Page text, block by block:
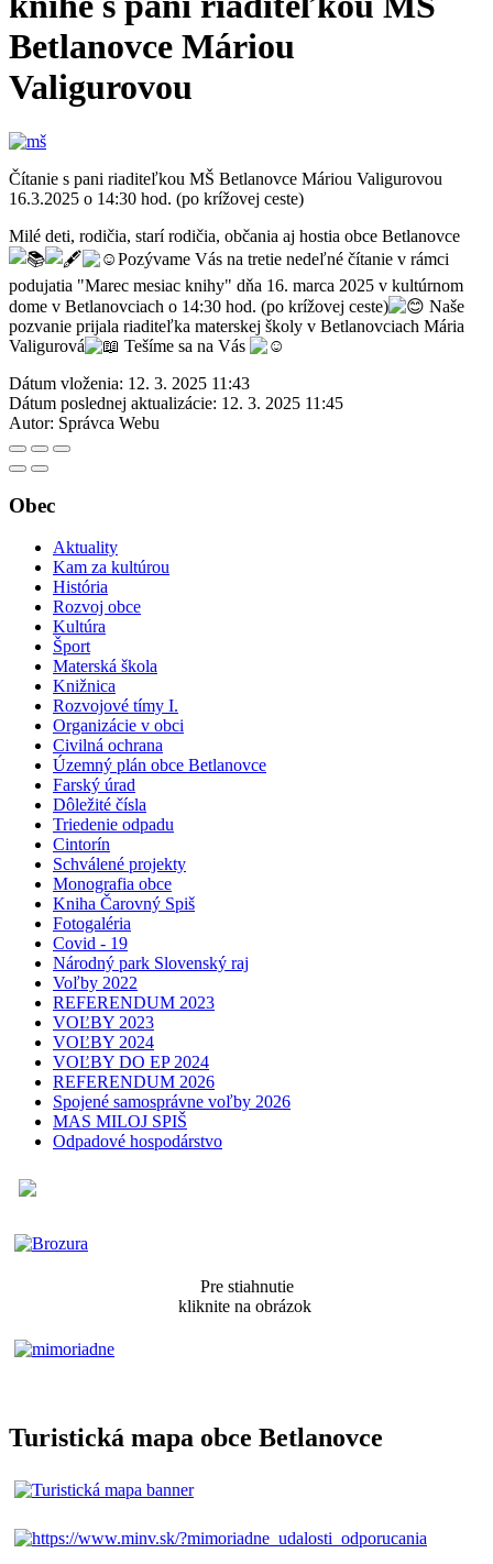
Betlanovce Máriou
Valigurovou
Čítanie s pani riaditeľkou MŠ Betlanovce Máriou Valigurovou
16.3.2025 o 14:30 hod. (po krížovej ceste)
Milé deti, rodičia, starí rodičia, občania aj hostia obce Betlanovce
Pozývame Vás na tretie nedeľné čítanie v rámci
podujatia "Marec mesiac knihy" dňa 16. marca 2025 v kultúrnom
dome v Betlanovciach o 14:30 hod. (po krížovej ceste)
Naše
pozvanie prijala riaditeľka materskej školy v Betlanovciach Mária
Valigurová
Tešíme sa na Vás
Dátum vloženia: 12. 3. 2025 11:43
Dátum poslednej aktualizácie: 12. 3. 2025 11:45
Autor: Správca Webu
Obec
Aktuality
Kam za kultúrou
História
Rozvoj obce
Kultúra
Šport
Materská škola
Knižnica
Rozvojové tímy I.
Organizácie v obci
Civilná ochrana
Územný plán obce Betlanovce
Farský úrad
Dôležité čísla
Triedenie odpadu
Cintorín
Schválené projekty
Monografia obce
Kniha Čarovný Spiš
Fotogaléria
Covid - 19
Národný park Slovenský raj
Voľby 2022
REFERENDUM 2023
VOĽBY 2023
VOĽBY 2024
VOĽBY DO EP 2024
REFERENDUM 2026
Spojené samosprávne voľby 2026
MAS MILOJ SPIŠ
Odpadové hospodárstvo
Pre stiahnutie
kliknite na obrázok
Turistická mapa obce Betlanovce